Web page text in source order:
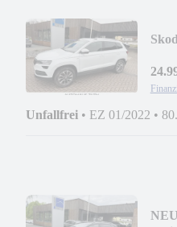
Unfallfrei • EZ 01/2022 •
NEU